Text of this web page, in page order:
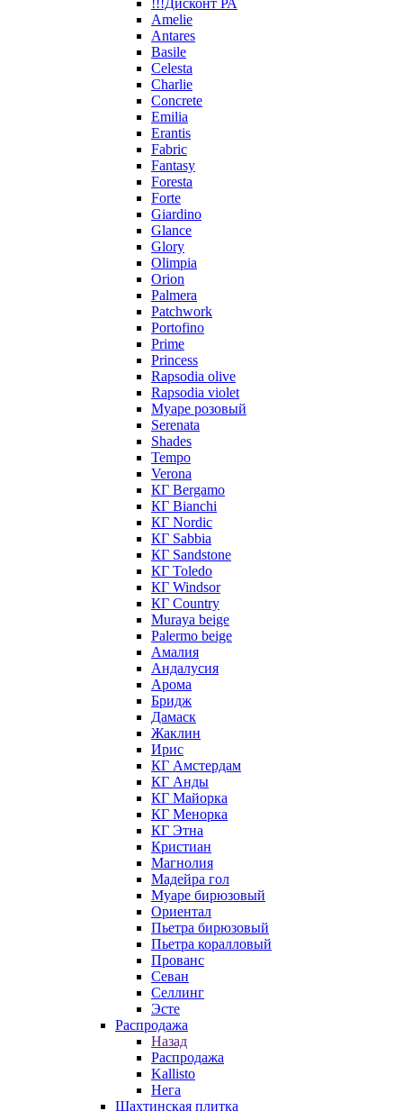
!!!Дисконт РА
Amelie
Antares
Basile
Celesta
Charlie
Concrete
Emilia
Erantis
Fabric
Fantasy
Foresta
Forte
Giardino
Glance
Glory
Olimpia
Orion
Palmera
Patchwork
Portofino
Prime
Princess
Rapsodia olive
Rapsodia violet
Муаре розовый
Serenata
Shades
Tempo
Verona
КГ Bergamo
КГ Bianchi
КГ Nordic
КГ Sabbia
КГ Sandstone
КГ Toledo
КГ Windsor
КГ Сountry
Muraya beige
Palermo beige
Амалия
Андалусия
Арома
Бридж
Дамаск
Жаклин
Ирис
КГ Амстердам
КГ Анды
КГ Майорка
КГ Менорка
КГ Этна
Кристиан
Магнолия
Мадейра гол
Муаре бирюзовый
Ориентал
Пьетра бирюзовый
Пьетра коралловый
Прованс
Севан
Селлинг
Эсте
Распродажа
Назад
Распродажа
Kallisto
Нега
Шахтинская плитка